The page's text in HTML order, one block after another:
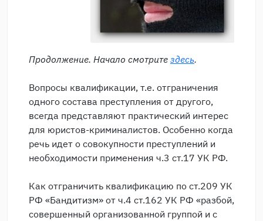
Продолжение. Начало смотрите здесь.
Вопросы квалификации, т.е. отграничения
одного состава преступления от другого,
всегда представляют практический интерес
для юристов-криминалистов. Особенно когда
речь идет о совокупности преступлений и
необходимости применения ч.3 ст.17 УК РФ.
Как отграничить квалификацию по ст.209 УК
РФ «Бандитизм» от ч.4 ст.162 УК РФ «разбой,
совершенный организованной группой и с